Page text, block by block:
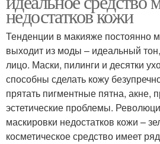
недостатков кожи
Тенденции в макияже постоянно
выходит из моды – идеальный
лицо. Маски, пилинги и десятки
способны сделать кожу
прятать пигментные пятна, акне,
эстетические проблемы.
маскировки недостатков кожи –
косметическое средство имеет